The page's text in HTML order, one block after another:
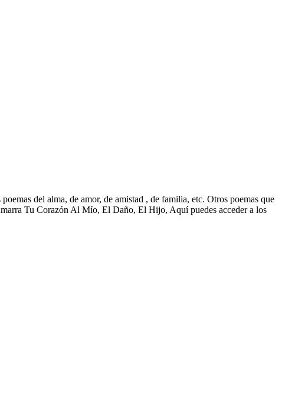
del alma, de amor, de amistad , de familia, etc. Otros poemas que
Tu Corazón Al Mío, El Daño, El Hijo, Aquí puedes acceder a los